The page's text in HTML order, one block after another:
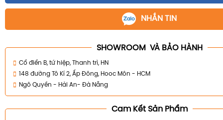
NHẮN TIN
SHOWROOM VÀ BẢO HÀNH
Cổ điển B, tứ hiệp, Thanh trì, HN
148 đường Tô Kí 2, Ấp Đông, Hooc Môn - HCM
Ngô Quyền - Hải An- Đà Nẵng
Cam Kết Sản Phẩm